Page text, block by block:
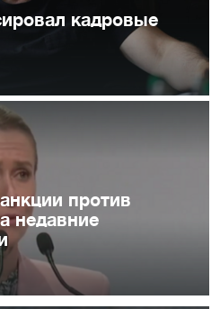
кадровые
против
недавние